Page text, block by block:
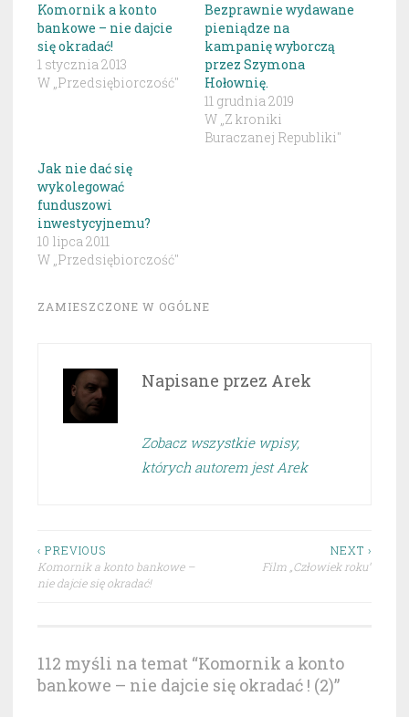
Komornik a konto
bankowe – nie dajcie
się okradać!
1 stycznia 2013
W „Przedsiębiorczość"
Bezprawnie wydawane
pieniądze na
kampanię wyborczą
przez Szymona
Hołownię.
11 grudnia 2019
W „Z kroniki
Buraczanej Republiki"
Jak nie dać się
wykolegować
funduszowi
inwestycyjnemu?
10 lipca 2011
W „Przedsiębiorczość"
ZAMIESZCZONE W OGÓLNE
Napisane przez Arek
Zobacz wszystkie wpisy,
których autorem jest Arek
Nawigacja
wpisu
‹ PREVIOUS
Komornik a konto bankowe –
nie dajcie się okradać!
NEXT ›
Film „Człowiek roku”
112 myśli na temat “Komornik a konto
bankowe – nie dajcie się okradać ! (2)”